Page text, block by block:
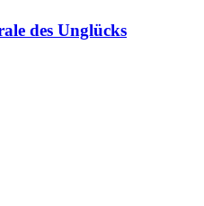
des Unglücks